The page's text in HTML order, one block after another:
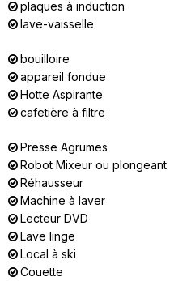
plaques à induction
lave-vaisselle
bouilloire
appareil fondue
Hotte Aspirante
cafetière à filtre
Presse Agrumes
Robot Mixeur ou plongeant
Réhausseur
Machine à laver
Lecteur DVD
Lave linge
Local à ski
Couette